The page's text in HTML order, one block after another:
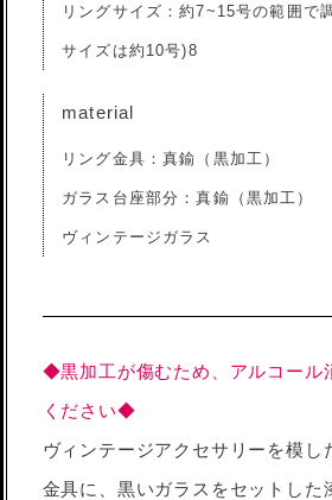
リングサイズ：約7~15号の範囲で
サイズは約10号)8
material
リング金具：真鍮（黒加工）
ガラス台座部分：真鍮（黒加工）
ヴィンテージガラス
◆黒加工が傷むため、アルコール
ください◆
ヴィンテージアクセサリーを模し
金具に、黒いガラスをセットした